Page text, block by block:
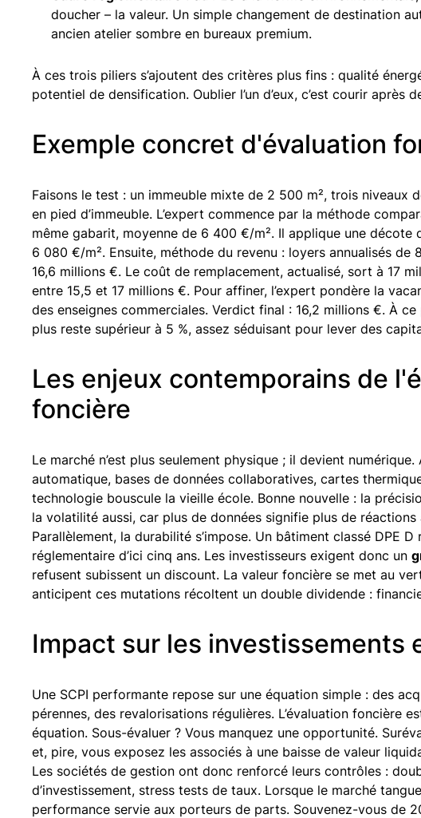
doucher – la valeur. Un simple changement de destination
ancien atelier sombre en bureaux premium.
À ces trois piliers s’ajoutent des critères plus fins : qualité
potentiel de densification. Oublier l’un d’eux, c’est courir après
Exemple concret d'évaluation
Faisons le test : un immeuble mixte de 2 500 m², trois niveaux
en pied d’immeuble. L’expert commence par la méthode
même gabarit, moyenne de 6 400 €/m². Il applique une décote
6 080 €/m². Ensuite, méthode du revenu : loyers annualisés
16,6 millions €. Le coût de remplacement, actualisé, sort à 17
entre 15,5 et 17 millions €. Pour affiner, l’expert pondère la
des enseignes commerciales. Verdict final : 16,2 millions €. À ce
plus reste supérieur à 5 %, assez séduisant pour lever des
Les enjeux contemporains de
foncière
Le marché n’est plus seulement physique ; il devient
automatique, bases de données collaboratives, cartes
technologie bouscule la vieille école. Bonne nouvelle : la
la volatilité aussi, car plus de données signifie plus de
Parallèlement, la durabilité s’impose. Un bâtiment classé DPE D
réglementaire d’ici cinq ans. Les investisseurs exigent donc un
refusent subissent un discount. La valeur foncière se met au
anticipent ces mutations récoltent un double dividende :
Impact sur les investissements
Une SCPI performante repose sur une équation simple : des
pérennes, des revalorisations régulières. L’évaluation foncière
équation. Sous-évaluer ? Vous manquez une opportunité.
et, pire, vous exposez les associés à une baisse de valeur
Les sociétés de gestion ont donc renforcé leurs contrôles :
d’investissement, stress tests de taux. Lorsque le marché
performance servie aux porteurs de parts. Souvenez-vous de